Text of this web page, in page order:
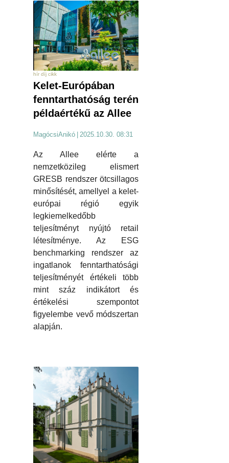
hír díj cikk
Kelet-Európában
fenntarthatóság terén
példaértékű az Allee
MagócsiAnikó | 2025.10.30. 08:31
Az Allee elérte a
nemzetközileg elismert
GRESB rendszer ötcsillagos
minősítését, amellyel a kelet-
európai régió egyik
legkiemelkedőbb
teljesítményt nyújtó retail
létesítménye. Az ESG
benchmarking rendszer az
ingatlanok fenntarthatósági
teljesítményét értékeli több
mint száz indikátort és
értékelési szempontot
figyelembe vevő módszertan
alapján.